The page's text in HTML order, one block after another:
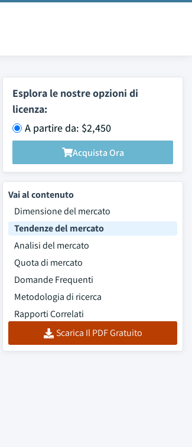
Esplora le nostre opzioni di
licenza:
A partire da: $2,450
Acquista Ora
Vai al contenuto
Dimensione del mercato
Tendenze del mercato
Analisi del mercato
Quota di mercato
Domande Frequenti
Metodologia di ricerca
Rapporti Correlati
Scarica Il PDF Gratuito